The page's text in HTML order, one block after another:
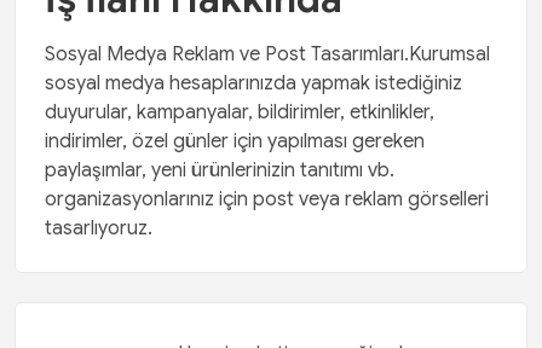
Sosyal Medya Reklam ve Post Tasarımları.Kurumsal
sosyal medya hesaplarınızda yapmak istediğiniz
duyurular, kampanyalar, bildirimler, etkinlikler,
indirimler, özel günler için yapılması gereken
paylaşımlar, yeni ürünlerinizin tanıtımı vb.
organizasyonlarınız için post veya reklam görselleri
tasarlıyoruz.